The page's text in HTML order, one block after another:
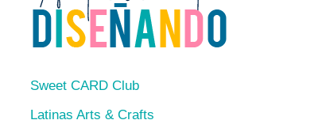
Sweet CARD Club
Latinas Arts & Crafts